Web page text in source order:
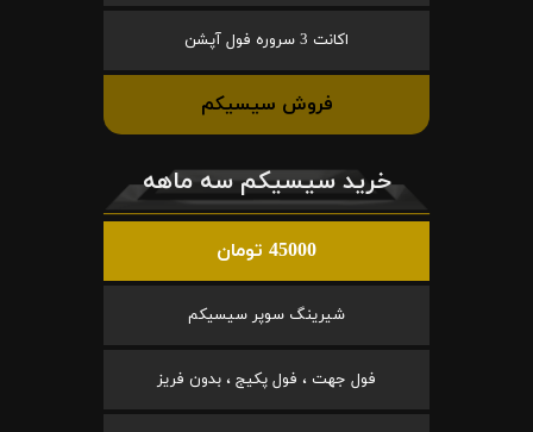
اکانت 3 سروره فول آپشن
فروش سیسیکم
خرید سیسیکم سه ماهه
45000 تومان
شیرینگ سوپر سیسیکم
فول جهت ، فول پکیج ، بدون فریز